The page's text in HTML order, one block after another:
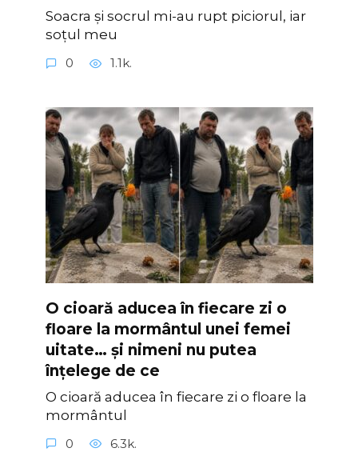
Soacra și socrul mi-au rupt piciorul, iar
soțul meu
0 1.1k.
O cioară aducea în fiecare zi o
floare la mormântul unei femei
uitate… și nimeni nu putea
înțelege de ce
O cioară aducea în fiecare zi o floare la
mormântul
0 6.3k.